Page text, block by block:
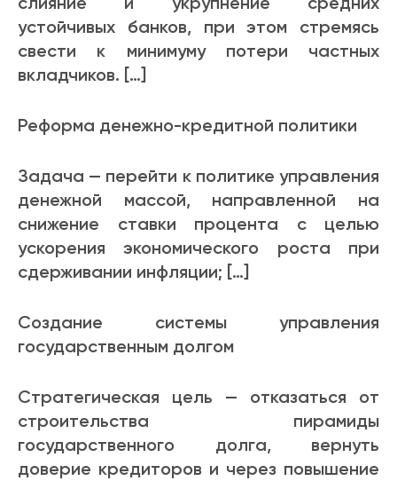
устойчивых банков, при этом стремясь
свести к минимуму потери частных
вкладчиков. […]
Реформа денежно-кредитной политики
Задача — перейти к политике управления
денежной массой, направленной на
снижение ставки процента с целью
ускорения экономического роста при
сдерживании инфляции; […]
Создание системы управления
государственным долгом
Стратегическая цель — отказаться от
строительства пирамиды
государственного долга, вернуть
доверие кредиторов и через повышение